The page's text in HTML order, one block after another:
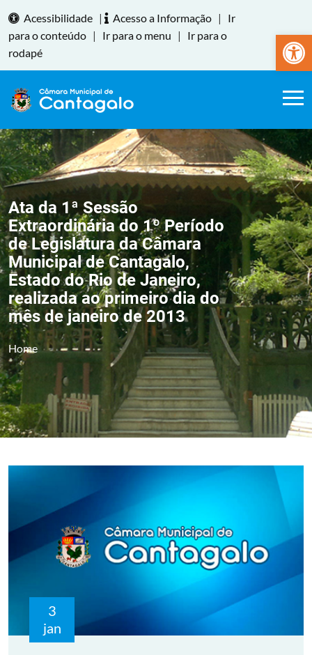
Abrir
Acessibilidade | Acesso a Informação |
Ir
para o conteúdo | Ir para o menu |
Ir para o
rodapé
Ata da 1ª Sessão
Extraordinária do 1º Período
de Legislatura da Câmara
Municipal de Cantagalo,
Estado do Rio de Janeiro,
realizada ao primeiro dia do
mês de janeiro de 2013
Home
3
jan